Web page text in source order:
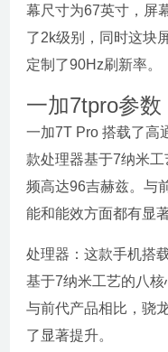
幕尺寸为67英寸，屏
了2k级别，同时这块
定制了90Hz刷新率。
一加7tpro参数
一加7T Pro 搭载了
款处理器基于7纳米
频高达96吉赫兹。与
能和能效方面都有显
处理器：这款手机搭
基于7纳米工艺的八核
与前代产品相比，骁
了显著提升。